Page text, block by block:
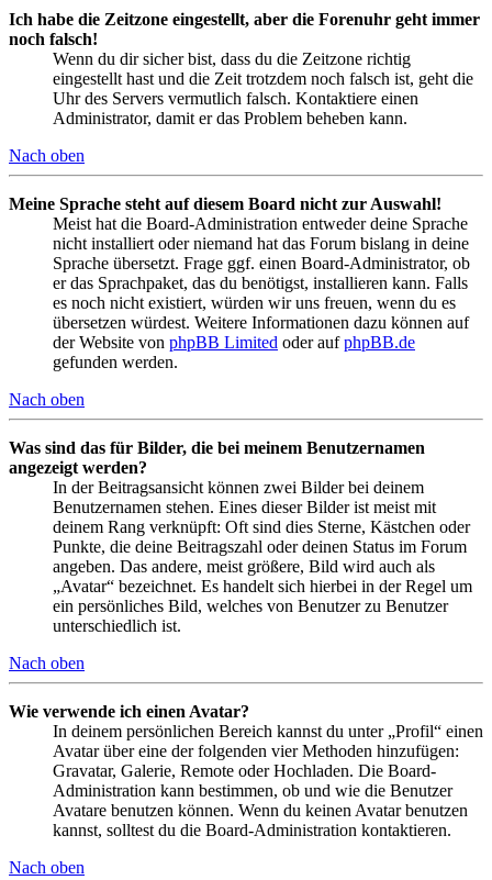
Ich habe die Zeitzone eingestellt, aber die Forenuhr geht immer
noch falsch!
Wenn du dir sicher bist, dass du die Zeitzone richtig
eingestellt hast und die Zeit trotzdem noch falsch ist, geht die
Uhr des Servers vermutlich falsch. Kontaktiere einen
Administrator, damit er das Problem beheben kann.
Nach oben
Meine Sprache steht auf diesem Board nicht zur Auswahl!
Meist hat die Board-Administration entweder deine Sprache
nicht installiert oder niemand hat das Forum bislang in deine
Sprache übersetzt. Frage ggf. einen Board-Administrator, ob
er das Sprachpaket, das du benötigst, installieren kann. Falls
es noch nicht existiert, würden wir uns freuen, wenn du es
übersetzen würdest. Weitere Informationen dazu können auf
der Website von phpBB Limited oder aufphpBB.de
gefunden werden.
Nach oben
Was sind das für Bilder, die bei meinem Benutzernamen
angezeigt werden?
In der Beitragsansicht können zwei Bilder bei deinem
Benutzernamen stehen. Eines dieser Bilder ist meist mit
deinem Rang verknüpft: Oft sind dies Sterne, Kästchen oder
Punkte, die deine Beitragszahl oder deinen Status im Forum
angeben. Das andere, meist größere, Bild wird auch als
„Avatar“ bezeichnet. Es handelt sich hierbei in der Regel um
ein persönliches Bild, welches von Benutzer zu Benutzer
unterschiedlich ist.
Nach oben
Wie verwende ich einen Avatar?
In deinem persönlichen Bereich kannst du unter „Profil“ einen
Avatar über eine der folgenden vier Methoden hinzufügen:
Gravatar, Galerie, Remote oder Hochladen. Die Board-
Administration kann bestimmen, ob und wie die Benutzer
Avatare benutzen können. Wenn du keinen Avatar benutzen
kannst, solltest du die Board-Administration kontaktieren.
Nach oben